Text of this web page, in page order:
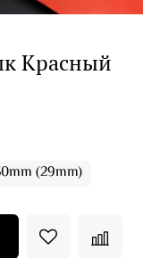
Красный
(29mm)